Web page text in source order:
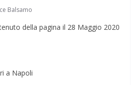
Balsamo
della pagina il 28 Maggio 2020
a Napoli